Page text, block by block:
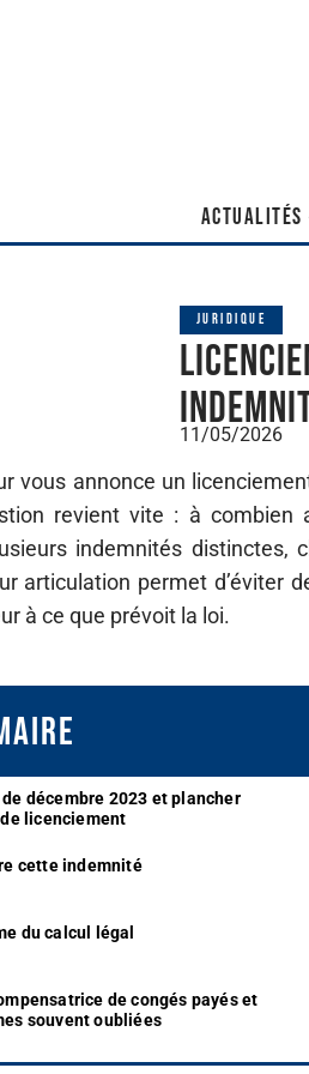
ACTUALITÉS
JURIDIQUE
11/05/2026
vous annonce un
revient vite : à combien
indemnités distinctes,
articulation permet d’éviter
à ce que prévoit la loi.
décembre 2023 et plancher
licenciement
cette indemnité
du calcul légal
de congés payés et
souvent oubliées